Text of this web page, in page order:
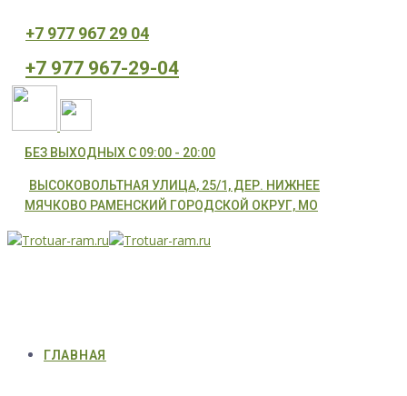
⁦+7 977 967 29 04
⁦+7 977 967-29-04
БЕЗ ВЫХОДНЫХ С 09:00 - 20:00
ВЫСОКОВОЛЬТНАЯ УЛИЦА, 25/1, ДЕР. НИЖНЕЕ
МЯЧКОВО РАМЕНСКИЙ ГОРОДСКОЙ ОКРУГ, МО
ГЛАВНАЯ